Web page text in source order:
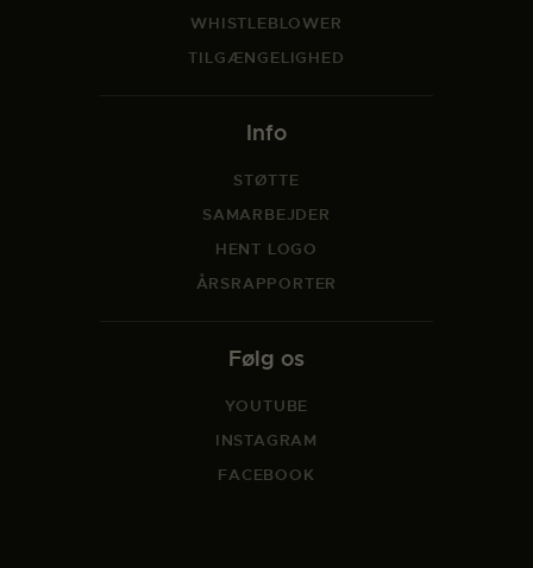
WHISTLEBLOWER
TILGÆNGELIGHED
Info
STØTTE
SAMARBEJDER
HENT LOGO
ÅRSRAPPORTER
Følg os
YOUTUBE
INSTAGRAM
FACEBOOK